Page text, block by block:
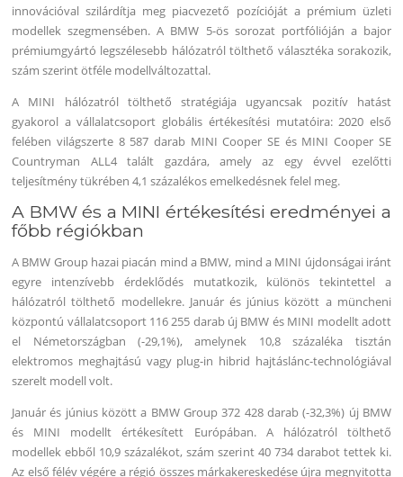
innovációval szilárdítja meg piacvezető pozícióját a prémium üzleti
modellek szegmensében. A BMW 5-ös sorozat portfólióján a bajor
prémiumgyártó legszélesebb hálózatról tölthető választéka sorakozik,
szám szerint ötféle modellváltozattal.
A MINI hálózatról tölthető stratégiája ugyancsak pozitív hatást
gyakorol a vállalatcsoport globális értékesítési mutatóira: 2020 első
felében világszerte 8 587 darab MINI Cooper SE és MINI Cooper SE
Countryman ALL4 talált gazdára, amely az egy évvel ezelőtti
teljesítmény tükrében 4,1 százalékos emelkedésnek felel meg.
A BMW és a MINI értékesítési eredményei a
főbb régiókban
A BMW Group hazai piacán mind a BMW, mind a MINI újdonságai iránt
egyre intenzívebb érdeklődés mutatkozik, különös tekintettel a
hálózatról tölthető modellekre. Január és június között a müncheni
központú vállalatcsoport 116 255 darab új BMW és MINI modellt adott
el Németországban (-29,1%), amelynek 10,8 százaléka tisztán
elektromos meghajtású vagy plug-in hibrid hajtáslánc-technológiával
szerelt modell volt.
Január és június között a BMW Group 372 428 darab (-32,3%) új BMW
és MINI modellt értékesített Európában. A hálózatról tölthető
modellek ebből 10,9 százalékot, szám szerint 40 734 darabot tettek ki.
Az első félév végére a régió összes márkakereskedése újra megnyitotta